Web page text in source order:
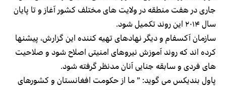
جاری در هفت منطقه در ولایت های مختلف کشور آغاز و تا پایان
سال ۲۰۱۴ این روند تکمیل شود.
سازمان آکسفام و دیگر نهادهای تهیه کننده این گزارش، پیشنها
کرده اند که روند آموزش نیروهای امنیتی اصلاح شود و صلاحیت
های فردی و سابقه جنایی آنان مدنظر گرفته شود.
پاول بندیکس می گوید: ” ما از حکومت افغانستان و کشورهای